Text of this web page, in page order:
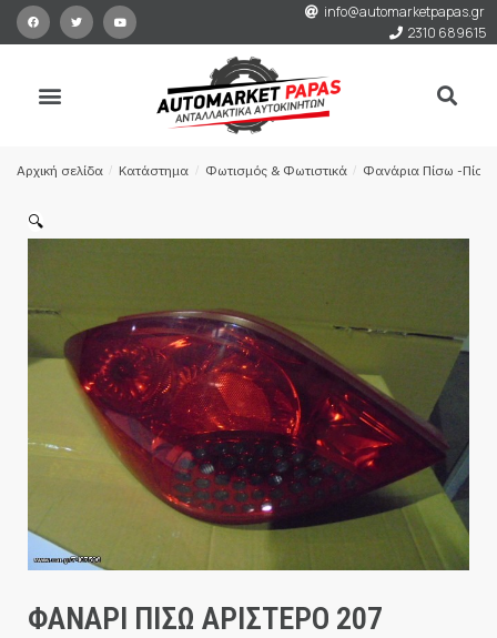
info@automarketpapas.gr
2310 689615
Αρχική σελίδα / Κατάστημα / Φωτισμός & Φωτιστικά / Φανάρια Πίσω -
🔍
ΦΑΝΑΡΙ ΠΙΣΩ ΑΡΙΣΤΕΡΟ 207